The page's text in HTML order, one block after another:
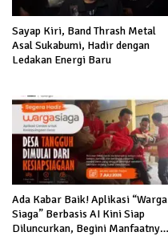
Sayap Kiri, Band Thrash Metal
Asal Sukabumi, Hadir dengan
Ledakan Energi Baru
Ada Kabar Baik! Aplikasi “Warga
Siaga” Berbasis AI Kini Siap
Diluncurkan, Begini Manfaatnya